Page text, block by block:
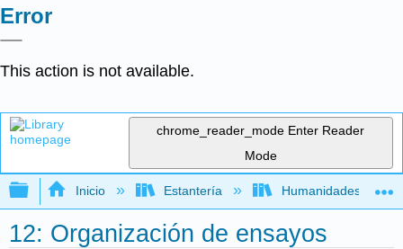
Error
This action is not available.
chrome_reader_mode Enter Reader
Mode
Expandir/contraer jerarquía global
Inicio Estantería Humanidades
12: Organización de ensayos